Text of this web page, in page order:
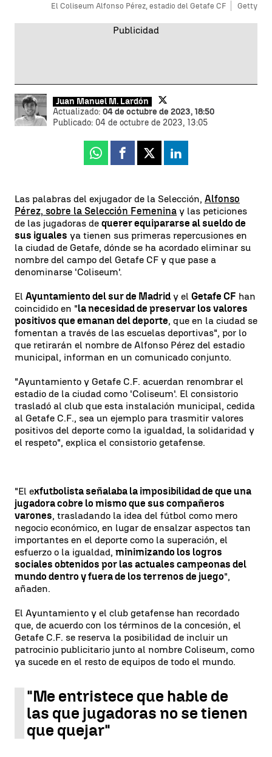
El Coliseum Alfonso Pérez, estadio del Getafe CF Getty
Juan Manuel M. Lardón
Actualizado: 04 de octubre de 2023, 18:50
Publicado: 04 de octubre de 2023, 13:05
Whatsapp
Facebook
X Linkedin
Las palabras del exjugador de la Selección, Alfonso
Pérez, sobre la Selección Femenina y las peticiones
de las jugadoras de querer equipararse al sueldo de
sus iguales ya tienen sus primeras repercusiones en
la ciudad de Getafe, dónde se ha acordado eliminar su
nombre del campo del Getafe CF y que pase a
denominarse 'Coliseum'.
El Ayuntamiento del sur de Madrid y el Getafe CF han
coincidido en "la necesidad de preservar los valores
positivos que emanan del deporte, que en la ciudad se
fomentan a través de las escuelas deportivas", por lo
que retirarán el nombre de Alfonso Pérez del estadio
municipal, informan en un comunicado conjunto.
"Ayuntamiento y Getafe C.F. acuerdan renombrar el
estadio de la ciudad como 'Coliseum'. El consistorio
trasladó al club que esta instalación municipal, cedida
al Getafe C.F., sea un ejemplo para trasmitir valores
positivos del deporte como la igualdad, la solidaridad y
el respeto", explica el consistorio getafense.
"El exfutbolista señalaba la imposibilidad de que una
jugadora cobre lo mismo que sus compañeros
varones, trasladando la idea del fútbol como mero
negocio económico, en lugar de ensalzar aspectos tan
importantes en el deporte como la superación, el
esfuerzo o la igualdad, minimizando los logros
sociales obtenidos por las actuales campeonas del
mundo dentro y fuera de los terrenos de juego",
añaden.
El Ayuntamiento y el club getafense han recordado
que, de acuerdo con los términos de la concesión, el
Getafe C.F. se reserva la posibilidad de incluir un
patrocinio publicitario junto al nombre Coliseum, como
ya sucede en el resto de equipos de todo el mundo.
"Me entristece que hable de
las que jugadoras no se tienen
que quejar"